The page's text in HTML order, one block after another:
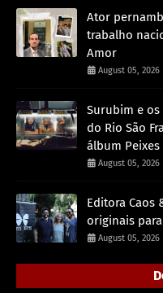
Ator
trabalho
Amor
August 05, 2026
Surubim e
do Rio São
álbum
August 05, 2026
Editora Caos
originais
August 05, 2026